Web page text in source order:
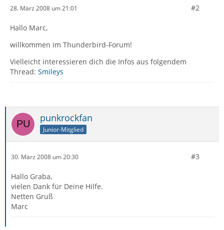
28. März 2008 um 21:01 #2
Hallo Marc,
willkommen im Thunderbird-Forum!
Vielleicht interessieren dich die Infos aus folgendem
Thread: Smileys
punkrockfan
Junior-Mitglied
30. März 2008 um 20:30 #3
Hallo Graba,
vielen Dank für Deine Hilfe.
Netten Gruß
Marc